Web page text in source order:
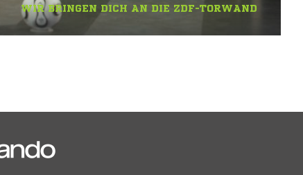
WIR BRINGEN DICH AN DIE ZDF-TORWAND